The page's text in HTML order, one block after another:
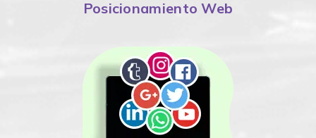
Posicionamiento Web